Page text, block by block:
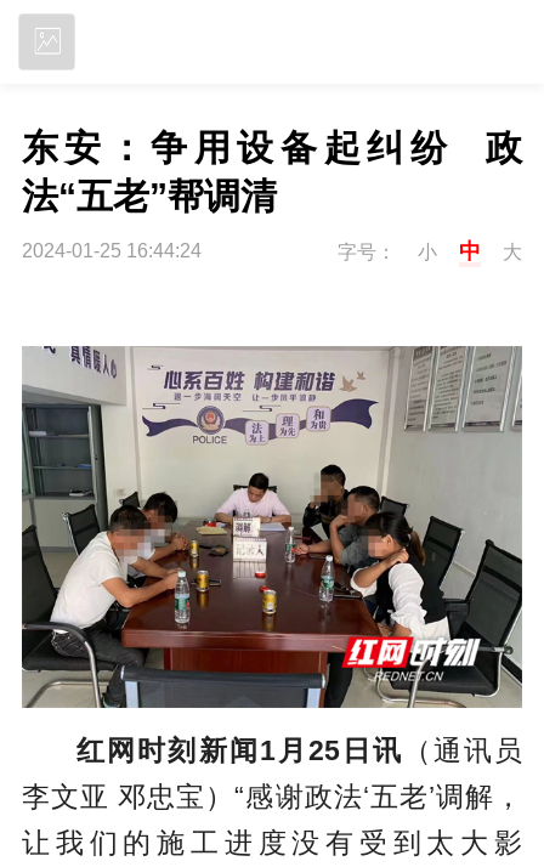
东安：争用设备起纠纷  政
法“五老”帮调清
2024-01-25 16:44:24 字号： 小 中 大
红网时刻新闻1月25日讯 （通讯员
李文亚 邓忠宝）“感谢政法‘五老’调解，
让我们的施工进度没有受到太大影